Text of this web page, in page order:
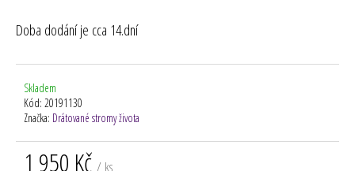
Doba dodání je cca 14.dní
Skladem
Kód: 20191130
Značka: Drátované stromy života
1 950 Kč / ks